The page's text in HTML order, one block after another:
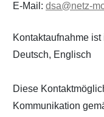
E-Mail: dsa@netz-
Kontaktaufnahme
Deutsch, Englisch
Diese
Kommunikation